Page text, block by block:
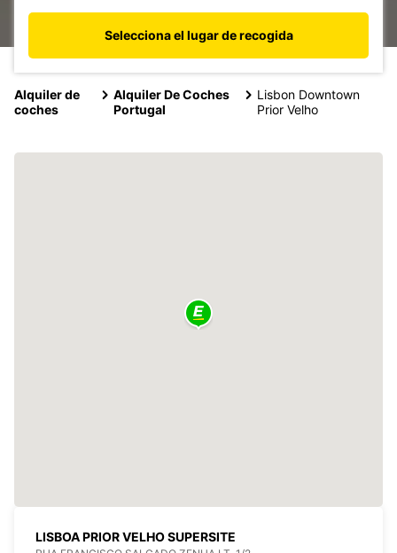
Selecciona el lugar de recogida
Alquiler de
coches
Alquiler De Coches
Portugal
Lisbon Downtown
Prior Velho
LISBOA PRIOR VELHO SUPERSITE